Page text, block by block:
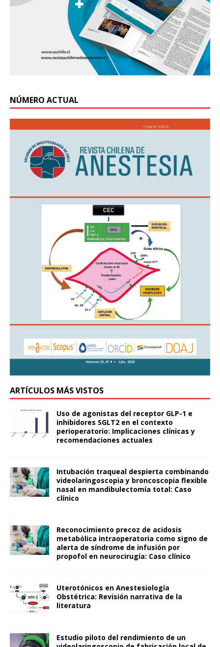
NÚMERO ACTUAL
ARTÍCULOS MÁS VISTOS
Uso de agonistas del receptor GLP-1 e
inhibidores SGLT2 en el contexto
perioperatorio: Implicaciones clínicas y
recomendaciones actuales
Intubación traqueal despierta combinando
videolaringoscopia y broncoscopia flexible
nasal en mandibulectomía total: Caso
clínico
Reconocimiento precoz de acidosis
metabólica intraoperatoria como signo de
alerta de síndrome de infusión por
propofol en neurocirugía: Caso clínico
Uterotónicos en Anestesiología
Obstétrica: Revisión narrativa de la
literatura
Estudio piloto del rendimiento de un